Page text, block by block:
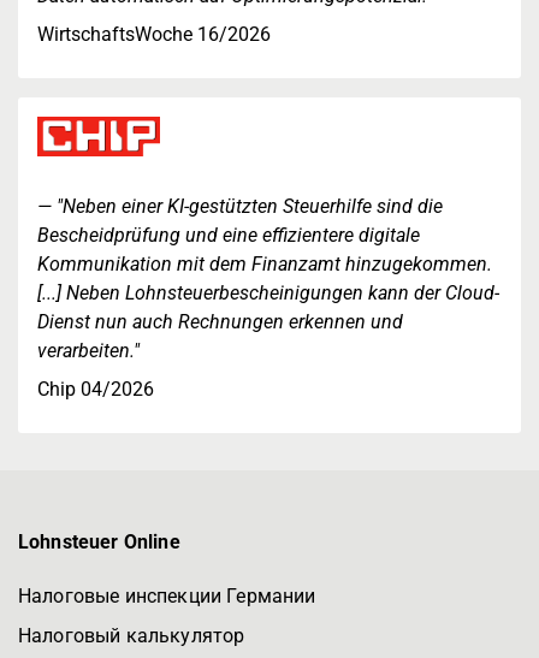
WirtschaftsWoche 16/2026
"Neben einer KI-gestützten Steuerhilfe sind die
Bescheidprüfung und eine effizientere digitale
Kommunikation mit dem Finanzamt hinzugekommen.
[...] Neben Lohnsteuerbescheinigungen kann der Cloud-
Dienst nun auch Rechnungen erkennen und
verarbeiten."
Chip 04/2026
Lohnsteuer Online
Налоговые инспекции Германии
Налоговый калькулятор